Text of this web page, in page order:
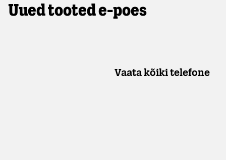
Uued tooted e-poes
Vaata kõiki telefone